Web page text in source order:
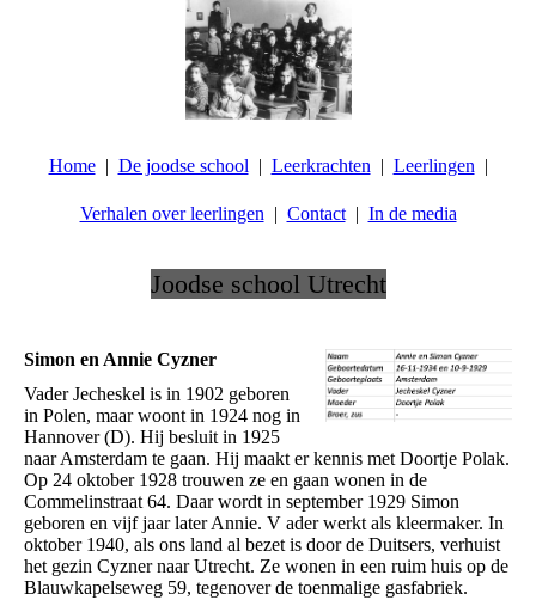
Home De joodse school Leerkrachten Leerlingen
Verhalen over leerlingen Contact In de media
Joodse school Utrecht
Simon en Annie Cyzner
Vader Jecheskel is in 1902 geboren
in Polen, maar woont in 1924 nog in
Hannover (D). Hij besluit in 1925
naar Amsterdam te gaan. Hij maakt er kennis met Doortje Polak.
Op 24 oktober 1928 trouwen ze en gaan wonen in de
Commelinstraat 64. Daar wordt in september 1929 Simon
geboren en vijf jaar later Annie. V ader werkt als kleermaker. In
oktober 1940, als ons land al bezet is door de Duitsers, verhuist
het gezin Cyzner naar Utrecht. Ze wonen in een ruim huis op de
Blauwkapelseweg 59, tegenover de toenmalige gasfabriek.